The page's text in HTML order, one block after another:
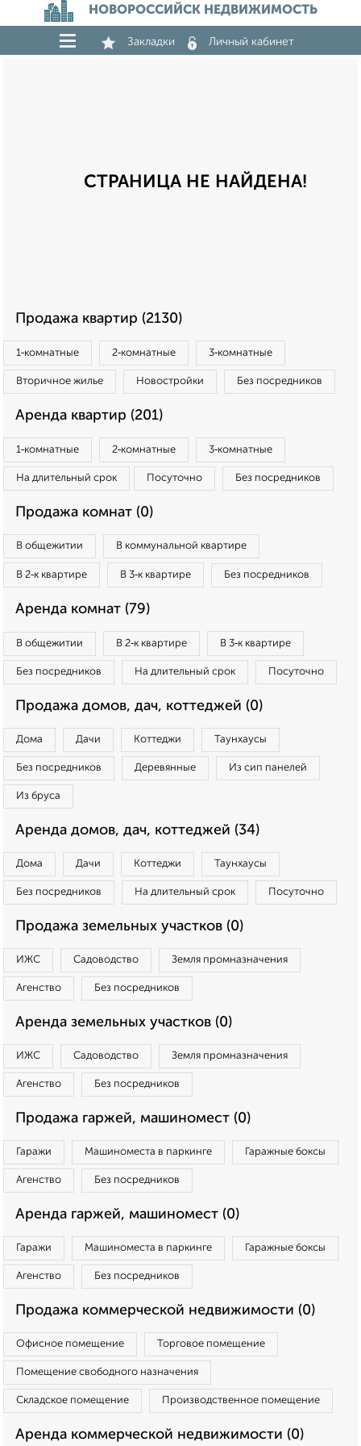
НОВОРОССИЙСК НЕДВИЖИМОСТЬ
Закладки Личный кабинет
СТРАНИЦА НЕ НАЙДЕНА!
Продажа квартир (2130)
1‑комнатные 2‑комнатные 3‑комнатные
Вторичное жилье Новостройки Без посредников
Аренда квартир (201)
1‑комнатные 2‑комнатные 3‑комнатные
На длительный срок Посуточно Без посредников
Продажа комнат (0)
В общежитии В коммунальной квартире
В 2‑к квартире В 3‑к квартире Без посредников
Аренда комнат (79)
В общежитии В 2‑к квартире В 3‑к квартире
Без посредников На длительный срок Посуточно
Продажа домов, дач, коттеджей (0)
Дома Дачи Коттеджи Таунхаусы
Без посредников Деревянные Из сип панелей
Из бруса
Аренда домов, дач, коттеджей (34)
Дома Дачи Коттеджи Таунхаусы
Без посредников На длительный срок Посуточно
Продажа земельных участков (0)
ИЖС Садоводство Земля промназначения
Агенство Без посредников
Аренда земельных участков (0)
ИЖС Садоводство Земля промназначения
Агенство Без посредников
Продажа гаржей, машиномест (0)
Гаражи Машиноместа в паркинге Гаражные боксы
Агенство Без посредников
Аренда гаржей, машиномест (0)
Гаражи Машиноместа в паркинге Гаражные боксы
Агенство Без посредников
Продажа коммерческой недвижимости (0)
Офисное помещение Торговое помещение
Помещение свободного назначения
Складское помещение Производственное помещение
Аренда коммерческой недвижимости (0)